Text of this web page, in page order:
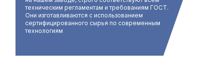
техническим регламентам и требованиям ГОСТ.
Они изготавливаются с использованием
сертифицированного сырья по современным
технологиям